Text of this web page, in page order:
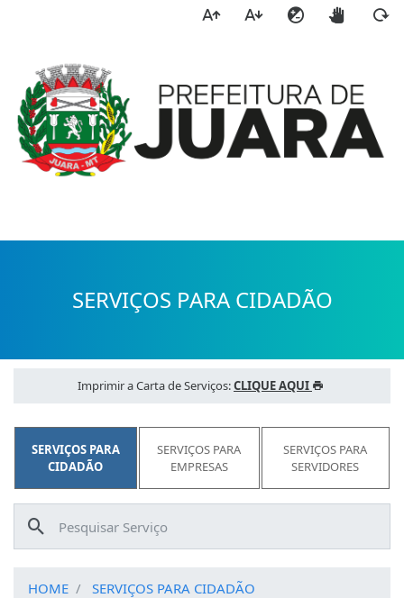
a
SERVIÇOS PARA CIDADÃO
Imprimir a Carta de Serviços:CLIQUE AQUI
SERVIÇOS PARA
CIDADÃO
SERVIÇOS PARA
EMPRESAS
SERVIÇOS PARA
SERVIDORES
HOME
SERVIÇOS PARA CIDADÃO